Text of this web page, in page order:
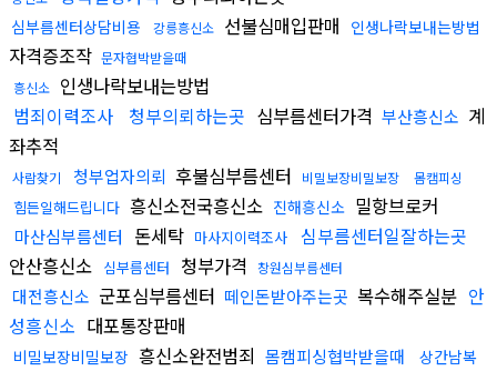
심부름센터상담비용 강릉흥신소 선불심매입판매 인생나락보내는방법
자격증조작 문자협박받을때
흥신소 인생나락보내는방법
범죄이력조사
청부의뢰하는곳 심부름센터가격 부산흥신소 계
좌추적
사람찾기 청부업자의뢰 후불심부름센터 비밀보장비밀보장 몸캠피싱
힘든일해드립니다 흥신소전국흥신소 진해흥신소 밀항브로커
마산심부름센터 돈세탁 마사지이력조사
심부름센터일잘하는곳
안산흥신소 심부름센터 청부가격 창원심부름센터
대전흥신소 군포심부름센터 떼인돈받아주는곳 복수해주실분 안
성흥신소 대포통장판매
비밀보장비밀보장 흥신소완전범죄 몸캠피싱협박받을때
상간남복